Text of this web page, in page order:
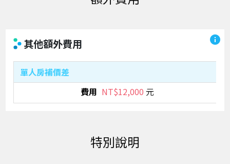
其他額外費用
單人房補價差
NT$12,000 元
info